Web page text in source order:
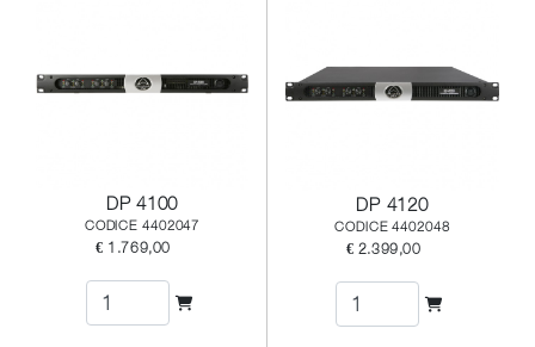
DP 4100
CODICE 4402047
€ 1.769,00
DP 4120
CODICE 4402048
€ 2.399,00